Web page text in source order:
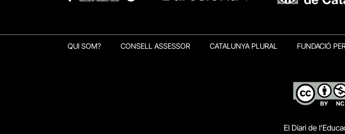
QUI SOM? CONSELL ASSESSOR CATALUNYA PLURAL FUNDACIÓ
El Diari de